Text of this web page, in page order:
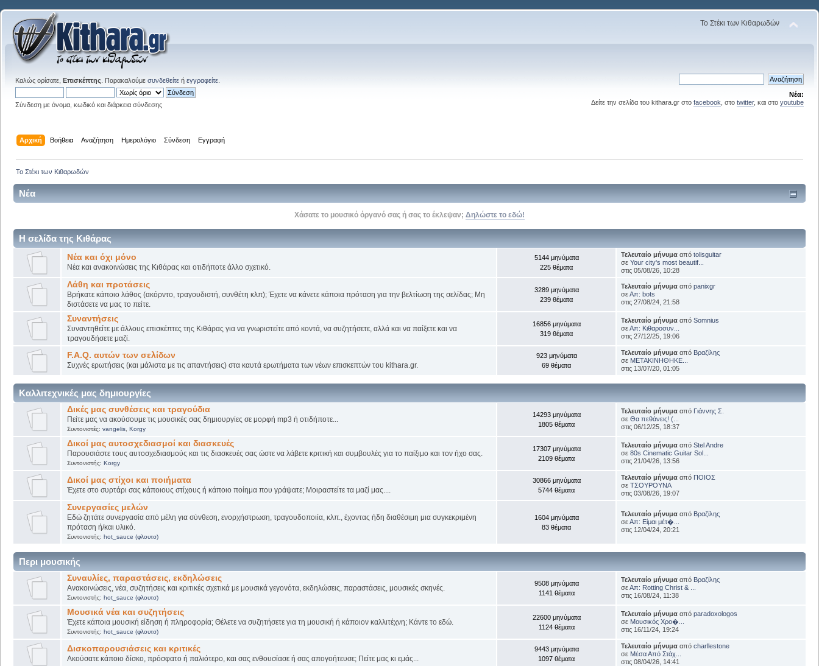
Το Στέκι των Κιθαρωδών
Καλώς ορίσατε, Επισκέπτης . Παρακαλούμε συνδεθείτε ή εγγραφείτε
Σύνδεση με όνομα, κωδικό και διάρκεια σύνδεσης
Νέα:
Δείτε την σελίδα του kithara.gr στο facebook , στο twitter, και στο youtube
Αρχική Βοήθεια Αναζήτηση Ημερολόγιο Σύνδεση Εγγραφή
Το Στέκι των Κιθαρωδών
Νέα
Δείτε την σελίδα του kithara.gr στοfacebook, στοtwitter, και στο youtube
Η σελίδα της Κιθάρας
Νέα και όχι μόνο
Νέα και ανακοινώσεις της Κιθάρας και οτιδήποτε άλλο σχετικό.
5144 μηνύματα
225 θέματα
Τελευταίο μήνυμα απόtolisguitar
σεYour city's most beautif...
στις 05/08/26, 10:28
Λάθη και προτάσεις
Βρήκατε κάποιο λάθος (ακόρντο, τραγουδιστή, συνθέτη κλπ); Έχετε να κάνετε κάποια πρόταση για την βελτίωση της σελίδας; Μη
διστάσετε να μας το πείτε.
3289 μηνύματα
239 θέματα
Τελευταίο μήνυμα απόpanixgr
σεΑπ: bots
στις 27/08/24, 21:58
Συναντήσεις
Συναντηθείτε με άλλους επισκέπτες της Κιθάρας για να γνωριστείτε από κοντά, να συζητήσετε, αλλά και να παίξετε και να
τραγουδήσετε μαζί.
16856 μηνύματα
319 θέματα
Τελευταίο μήνυμα απόSomnius
σεΑπ: Κιθαροσυν...
στις 27/12/25, 19:06
F.A.Q. αυτών των σελίδων
Συχνές ερωτήσεις (και μάλιστα με τις απαντήσεις) στα καυτά ερωτήματα των νέων επισκεπτών του kithara.gr.
923 μηνύματα
69 θέματα
Τελευταίο μήνυμα από Βραζίλης
σε ΜΕΤΑΚΙΝΗΘΗΚΕ...
στις 13/07/20, 01:05
Καλλιτεχνικές μας δημιουργίες
Δικές μας συνθέσεις και τραγούδια
Πείτε μας να ακούσουμε τις μουσικές σας δημιουργίες σε μορφή mp3 ή οτιδήποτε...
Συντονιστές: vangelis, Korgy
14293 μηνύματα
1805 θέματα
Τελευταίο μήνυμα από Γιάννης Σ.
σεΘα πεθάνεις! (...
στις 06/12/25, 18:37
Δικοί μας αυτοσχεδιασμοί και διασκευές
Παρουσιάστε τους αυτοσχεδιασμούς και τις διασκευές σας ώστε να λάβετε κριτική και συμβουλές για το παίξιμο και τον ήχο σας.
Συντονιστής: Korgy
17307 μηνύματα
2109 θέματα
Τελευταίο μήνυμα απόStel Andre
σε80s Cinematic Guitar Sol...
στις 21/04/26, 13:56
Δικοί μας στίχοι και ποιήματα
Έχετε στο συρτάρι σας κάποιους στίχους ή κάποιο ποίημα που γράψατε; Μοιραστείτε τα μαζί μας....
30866 μηνύματα
5744 θέματα
Τελευταίο μήνυμα από ΠΟΙΟΣ
σεΤΣΟΥΡΟΥΝΑ
στις 03/08/26, 19:07
Συνεργασίες μελών
Εδώ ζητάτε συνεργασία από μέλη για σύνθεση, ενορχήστρωση, τραγουδοποιία, κλπ., έχοντας ήδη διαθέσιμη μια συγκεκριμένη
πρόταση ή/και υλικό.
Συντονιστής: hot_sauce (φλουτσ)
1604 μηνύματα
83 θέματα
Τελευταίο μήνυμα από Βραζίλης
σεΑπ: Είμαι μέτ�...
στις 12/04/24, 20:21
Περι μουσικής
Συναυλίες, παραστάσεις, εκδηλώσεις
Ανακοινώσεις, νέα, συζητήσεις και κριτικές σχετικά με μουσικά γεγονότα, εκδηλώσεις, παραστάσεις, μουσικές σκηνές.
Συντονιστής: hot_sauce (φλουτσ)
9508 μηνύματα
1141 θέματα
Τελευταίο μήνυμα από Βραζίλης
σεΑπ: Rotting Christ & ...
στις 16/08/24, 11:38
Μουσικά νέα και συζητήσεις
Έχετε κάποια μουσική είδηση ή πληροφορία; Θέλετε να συζητήσετε για τη μουσική ή κάποιον καλλιτέχνη; Κάντε το εδώ.
Συντονιστής: hot_sauce (φλουτσ)
22600 μηνύματα
1124 θέματα
Τελευταίο μήνυμα απόparadoxologos
σε Μουσικός Χρο�...
στις 16/11/24, 19:24
Δισκοπαρουσιάσεις και κριτικές
Ακούσατε κάποιο δίσκο, πρόσφατο ή παλιότερο, και σας ενθουσίασε ή σας απογοήτευσε; Πείτε μας κι εμάς...
9443 μηνύματα
1097 θέματα
Τελευταίο μήνυμα απόcharllestone
σε Μέσα Από Στάχ...
στις 08/04/26, 14:41